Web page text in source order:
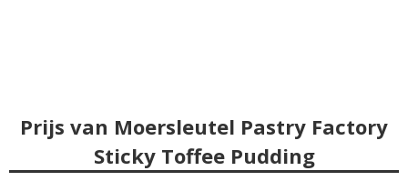
Prijs van Moersleutel Pastry Factory
Sticky Toffee Pudding